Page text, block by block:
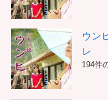
ウン
レ
194件